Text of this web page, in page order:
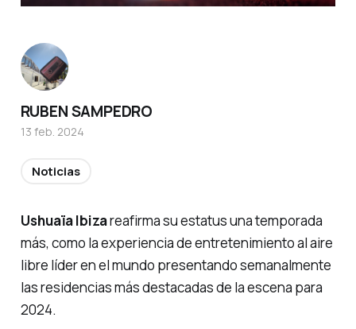
Ushuaïa Ibizareafirma su estatus una temporada
más, como la experiencia de entretenimiento al aire
libre líder en el mundo presentando semanalmente
las residencias más destacadas de la escena para
2024.
RUBEN SAMPEDRO
13 feb. 2024
Noticias